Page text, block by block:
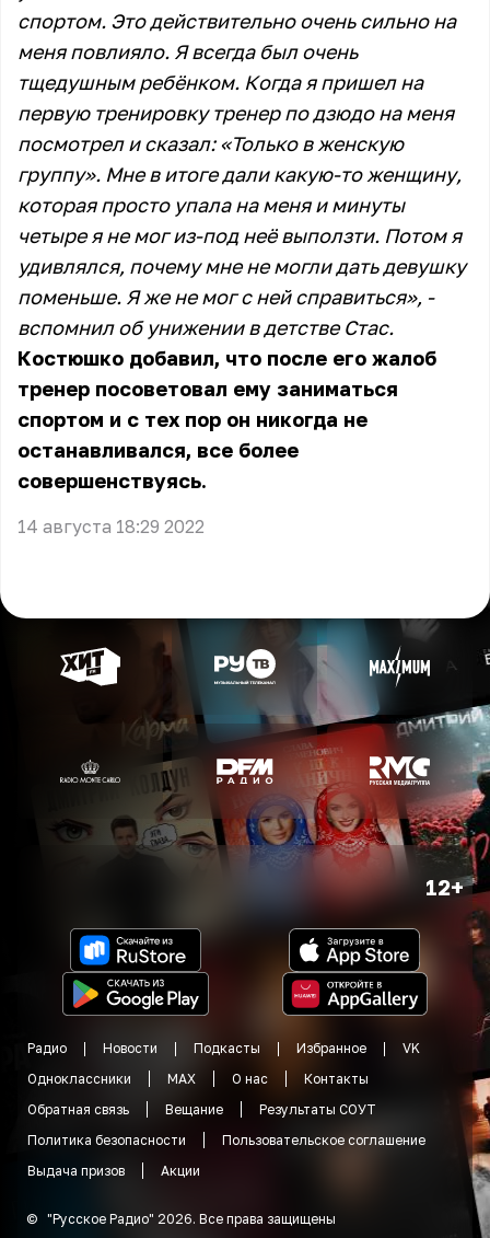
спортом. Это действительно очень сильно на
меня повлияло. Я всегда был очень
тщедушным ребёнком. Когда я пришел на
первую тренировку тренер по дзюдо на меня
посмотрел и сказал: «Только в женскую
группу». Мне в итоге дали какую-то женщину,
которая просто упала на меня и минуты
четыре я не мог из-под неё выползти. Потом я
удивлялся, почему мне не могли дать девушку
поменьше. Я же не мог с ней справиться», -
вспомнил об унижении в детстве Стас.
Костюшко добавил, что после его жалоб
тренер посоветовал ему заниматься
спортом и с тех пор он никогда не
останавливался, все более
совершенствуясь.
14 августа 18:29 2022
12+
Радио Новости Подкасты Избранное
VK
Одноклассники
MAX О нас
Контакты
Обратная связь
Вещание
Результаты СОУТ
Политика безопасности
Пользовательское соглашение
Выдача призов
Акции
© "Русское Радио" 2026. Все права защищены